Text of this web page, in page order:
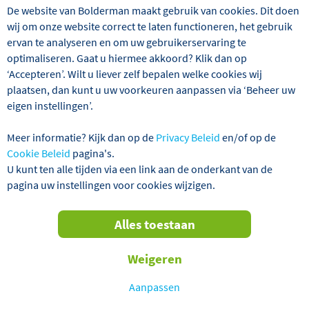
annuleringsvoorwaarden.
Terug naar het overzicht veelgestelde vragen over Corona
>
0318 - 58 09 58
17:30
De website van Bolderman maakt gebruik van cookies. Dit doen
wij om onze website correct te laten functioneren, het gebruik
ervan te analyseren en om uw gebruikerservaring te
optimaliseren. Gaat u hiermee akkoord? Klik dan op
‘Accepteren’. Wilt u liever zelf bepalen welke cookies wij
plaatsen, dan kunt u uw voorkeuren aanpassen via ‘Beheer uw
eigen instellingen’.
Meer informatie? Kijk dan op de Privacy Beleid en/of op de
Cookie Beleid pagina's.
U kunt ten alle tijden via een link aan de onderkant van de
pagina uw instellingen voor cookies wijzigen.
Aanpassen
Weigeren
Alles toestaan